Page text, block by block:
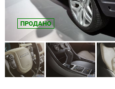
ПРОДАНО